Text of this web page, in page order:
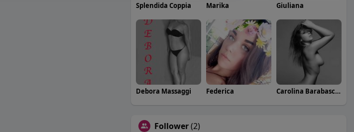
Splendida Coppia Marika Giuliana
Debora Massaggi Federica Carolina Barabaschi
Follower(2)